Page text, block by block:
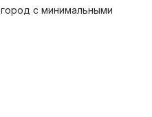
с минимальными